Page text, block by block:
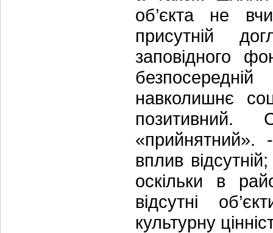
об’єкта не
присутній
заповідного
навколишнє
позитивний.
«прийнятний».
вплив
оскільки в
відсутні
культурну